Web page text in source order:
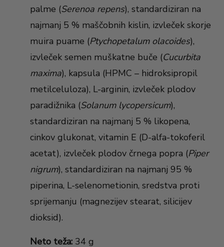
palme (Serenoa repens), standardiziran na
najmanj 5 % maščobnih kislin, izvleček skorje
muira puame (Ptychopetalum olacoides),
izvleček semen muškatne buče (Cucurbita
maxima), kapsula (HPMC – hidroksipropil
metilceluloza), L-arginin, izvleček plodov
paradižnika (Solanum lycopersicum),
standardiziran na najmanj 5 % likopena,
cinkov glukonat, vitamin E (D-alfa-tokoferil
acetat), izvleček plodov črnega popra (Piper
nigrum), standardiziran na najmanj 95 %
piperina, L-selenometionin, sredstva proti
sprijemanju (magnezijev stearat, silicijev
dioksid).
Neto teža: 34 g